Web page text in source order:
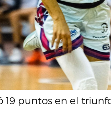
19 puntos en el